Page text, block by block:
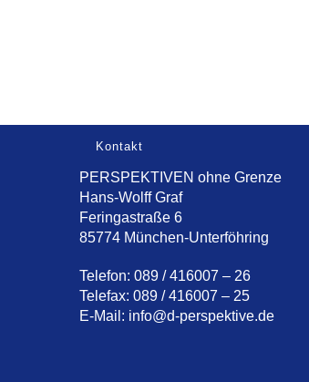
Kontakt
PERSPEKTIVEN ohne Grenze
Hans-Wolff Graf
Feringastraße 6
85774 München-Unterföhring
Telefon: 089 / 416007 – 26
Telefax: 089 / 416007 – 25
E-Mail: info@d-perspektive.de